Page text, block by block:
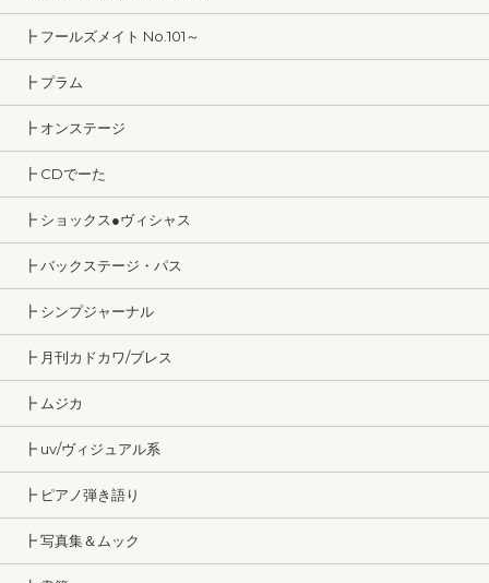
┣ フールズメイト No.101～
┣ プラム
┣ オンステージ
┣ CDでーた
┣ ショックス●ヴィシャス
┣ バックステージ・パス
┣ シンプジャーナル
┣ 月刊カドカワ/ブレス
┣ ムジカ
┣ uv/ヴィジュアル系
┣ ピアノ弾き語り
┣ 写真集＆ムック